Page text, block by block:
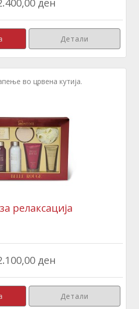
ден
Детали
во црвена кутија.
релаксација
ден
Детали